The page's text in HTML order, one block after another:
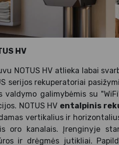
HV
NOTUS HV atlieka labai
serijos rekuperatoriai
galimybėmis su
NOTUS HV entalpinis
vertikalius ir
oro kanalais. Įrenginyje
ir drėgmės jutikliai.